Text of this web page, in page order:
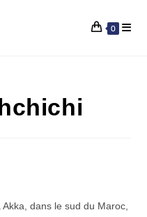
0
dans le sud du Maroc,